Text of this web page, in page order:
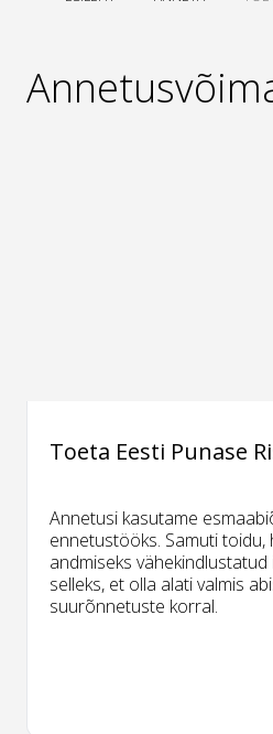
Toeta Eesti Punase
Annetusi kasutame
ennetustööks. Samuti toidu,
andmiseks
selleks, et olla alati valmis
suurõnnetuste korral.